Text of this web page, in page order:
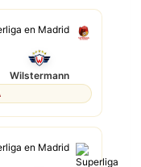
en Madrid
Wilstermann
en Madrid